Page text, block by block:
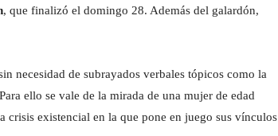
, que finalizó el domingo 28. Además del galardón,
necesidad de subrayados verbales tópicos como la
ello se vale de la mirada de una mujer de edad
crisis existencial en la que pone en juego sus vínculos